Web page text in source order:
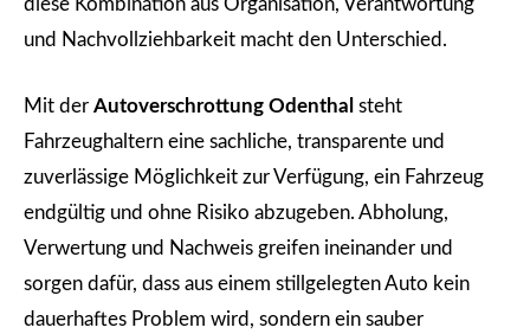
diese Kombination aus Organisation, Verantwortung
und Nachvollziehbarkeit macht den Unterschied.
Mit der Autoverschrottung Odenthal steht
Fahrzeughaltern eine sachliche, transparente und
zuverlässige Möglichkeit zur Verfügung, ein Fahrzeug
endgültig und ohne Risiko abzugeben. Abholung,
Verwertung und Nachweis greifen ineinander und
sorgen dafür, dass aus einem stillgelegten Auto kein
dauerhaftes Problem wird, sondern ein sauber